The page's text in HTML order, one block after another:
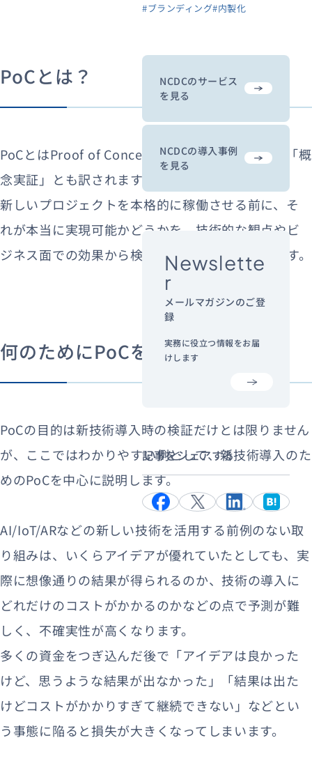
PoCとは？
PoCとはProof of Conceptの略称で、日本語では「概
念実証」とも訳されます。
新しいプロジェクトを本格的に稼働させる前に、そ
れが本当に実現可能かどうかを、技術的な観点やビ
ジネス面での効果から検証する取り組みを指します。
何のためにPoCをやるのか？
PoCの目的は新技術導入時の検証だけとは限りません
が、ここではわかりやすい例として、新技術導入のた
めのPoCを中心に説明します。
AI/IoT/ARなどの新しい技術を活用する前例のない取
り組みは、いくらアイデアが優れていたとしても、実
際に想像通りの結果が得られるのか、技術の導入に
どれだけのコストがかかるのかなどの点で予測が難
しく、不確実性が高くなります。
多くの資金をつぎ込んだ後で「アイデアは良かった
けど、思うような結果が出なかった」「結果は出た
けどコストがかかりすぎて継続できない」などとい
う事態に陥ると損失が大きくなってしまいます。
#ブランディング#内製化
NCDCのサービス
を見る
NCDCの導入事例
を見る
Newslette
r
メールマガジンのご登
録
実務に役立つ情報をお届
けします
記事をシェアする